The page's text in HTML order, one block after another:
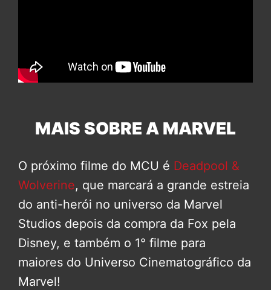
MAIS SOBRE A MARVEL
O próximo filme do MCU é Deadpool &
Wolverine, que marcará a grande estreia
do anti-herói no universo da Marvel
Studios depois da compra da Fox pela
Disney, e também o 1° filme para
maiores do Universo Cinematográfico da
Marvel!